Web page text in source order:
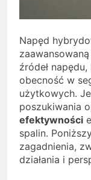
Napęd
źródeł
obecność w
użytkowych.
poszukiwania
efektywności
spalin.
zagadnienia,
działania i